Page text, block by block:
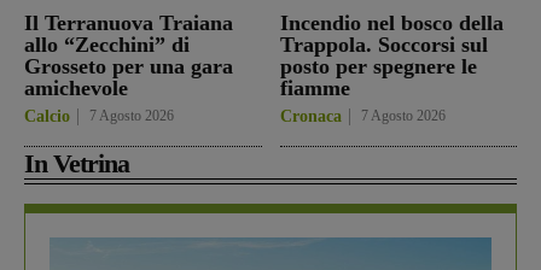
Il Terranuova Traiana
allo “Zecchini” di
Grosseto per una gara
amichevole
Calcio 7 Agosto 2026
Incendio nel bosco della
Trappola. Soccorsi sul
posto per spegnere le
fiamme
Cronaca 7 Agosto 2026
In Vetrina